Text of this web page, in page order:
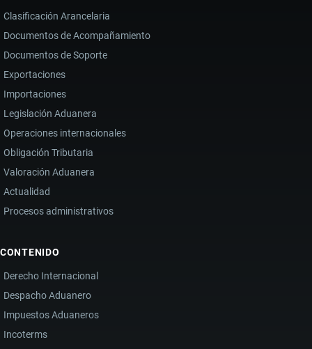
Clasificación Arancelaria
Documentos de Acompañamiento
Documentos de Soporte
Exportaciones
Importaciones
Legislación Aduanera
Operaciones internacionales
Obligación Tributaria
Valoración Aduanera
Actualidad
Procesos administrativos
CONTENIDO
Derecho Internacional
Despacho Aduanero
Impuestos Aduaneros
Incoterms